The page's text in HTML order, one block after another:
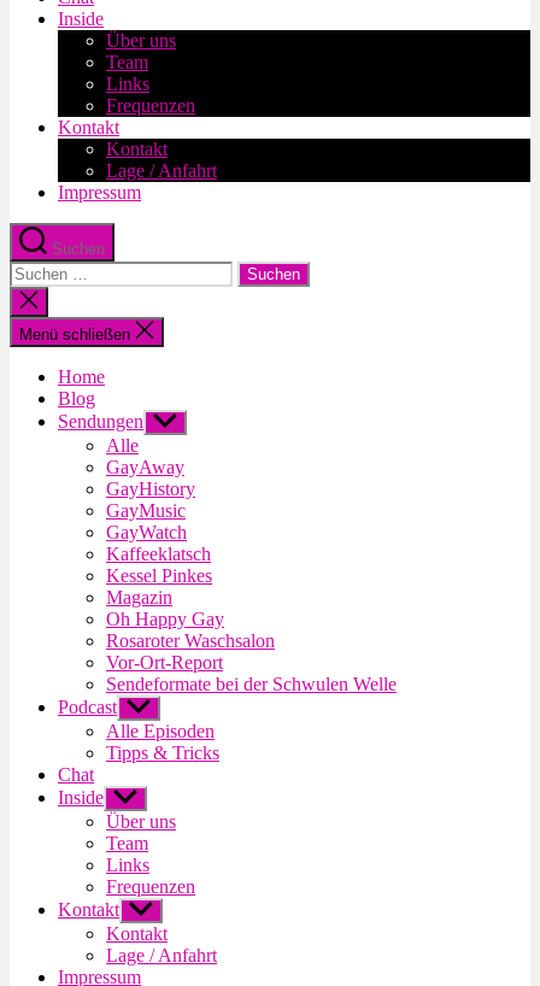
Inside
Über uns
Team
Links
Frequenzen
Kontakt
Kontakt
Lage / Anfahrt
Impressum
Suchen
Suche
nach:
Suche
schließen
Menü schließen
Home
Blog
Sendungen Untermenü
anzeigen
Alle
GayAway
GayHistory
GayMusic
GayWatch
Kaffeeklatsch
Kessel Pinkes
Magazin
Oh Happy Gay
Rosaroter Waschsalon
Vor-Ort-Report
Sendeformate bei der Schwulen Welle
Podcast Untermenü
anzeigen
Alle Episoden
Tipps & Tricks
Chat
Inside Untermenü
anzeigen
Über uns
Team
Links
Frequenzen
Kontakt Untermenü
anzeigen
Kontakt
Lage / Anfahrt
Impressum